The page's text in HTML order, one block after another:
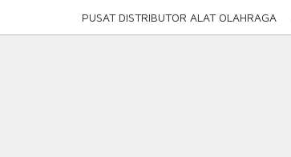
PUSAT DISTRIBUTOR ALAT OLAHRAGA